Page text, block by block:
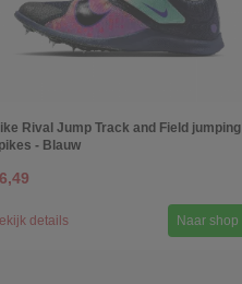
Rival Jump Track and Field jumping
- Blauw
details Naar shop